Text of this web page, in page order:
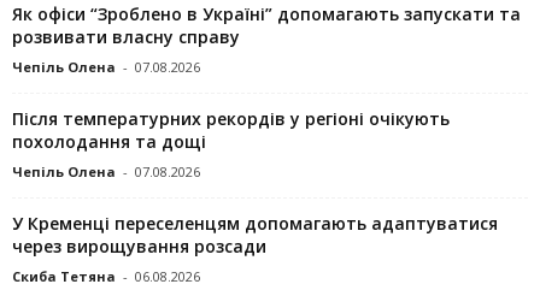
Як офіси “Зроблено в Україні” допомагають запускaти та
розвивати власну справу
Чепіль Олена - 07.08.2026
Після температурних рекордів у регіоні очікують
похолодання та дощі
Чепіль Олена - 07.08.2026
У Кременці переселенцям допомагають адаптуватися
через вирощування розсади
Скиба Тетяна - 06.08.2026